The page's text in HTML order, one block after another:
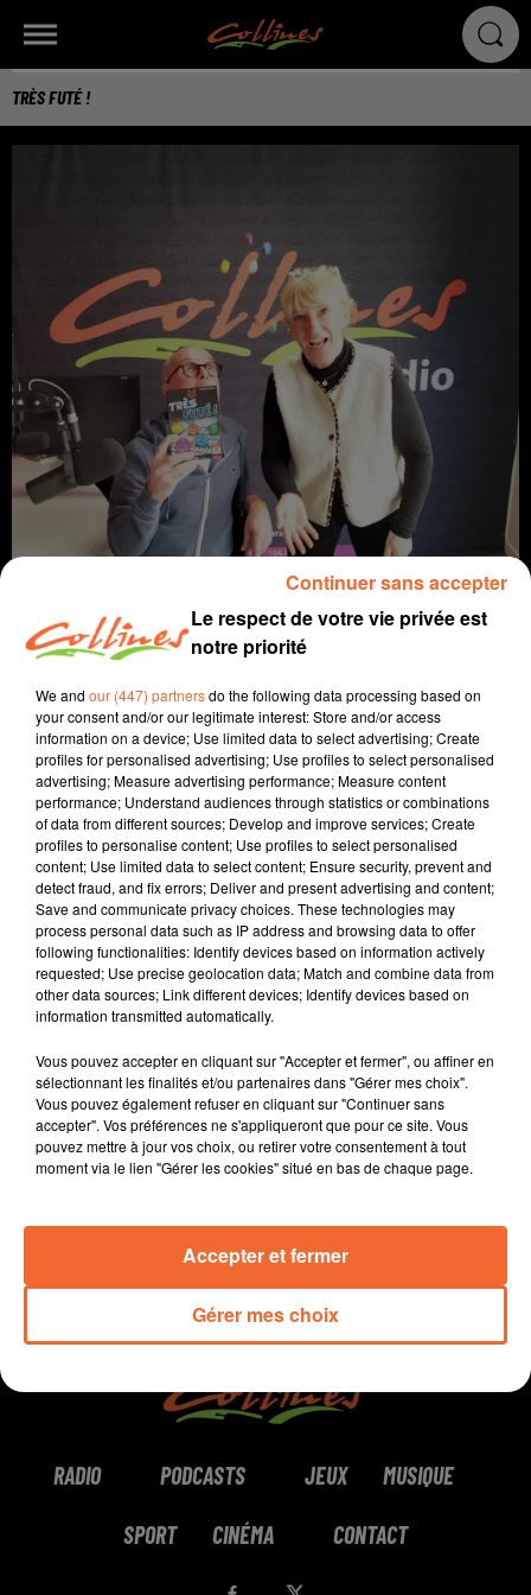
TRÈS FUTÉ !
jeu jeu de société
4 février 2025 - 3 min 58 sec
TRÈS FUTÉ !
Jacqueline Pinon
A quoi on joue ?
Avec Sébastien Marot, qui tient le magasin "5 de Pique"
à Mauléon, et Jacqueline, nous découvrons ou re-
découvrons un jeu chaque semaine !
0:00 3 min 58 sec
RADIO PODCASTS JEUX MUSIQUE
SPORT CINÉMA CONTACT
Le respect de votre vie privée est
notre priorité
We and our (447) partnersdo the following data processing based on
your consent and/or our legitimate interest: Store and/or access
information on a device; Use limited data to select advertising; Create
profiles for personalised advertising; Use profiles to select personalised
advertising; Measure advertising performance; Measure content
performance; Understand audiences through statistics or combinations
of data from different sources; Develop and improve services; Create
profiles to personalise content; Use profiles to select personalised
content; Use limited data to select content; Ensure security, prevent and
detect fraud, and fix errors; Deliver and present advertising and content;
Save and communicate privacy choices. These technologies may
process personal data such as IP address and browsing data to offer
following functionalities: Identify devices based on information actively
requested; Use precise geolocation data; Match and combine data from
other data sources; Link different devices; Identify devices based on
information transmitted automatically.
Vous pouvez accepter en cliquant sur "Accepter et fermer", ou affiner en
sélectionnant les finalités et/ou partenaires dans "Gérer mes choix".
Vous pouvez également refuser en cliquant sur "Continuer sans
accepter". Vos préférences ne s'appliqueront que pour ce site. Vous
pouvez mettre à jour vos choix, ou retirer votre consentement à tout
moment via le lien "Gérer les cookies" situé en bas de chaque page.
Gérer mes choix
Accepter et fermer
Continuer sans accepter